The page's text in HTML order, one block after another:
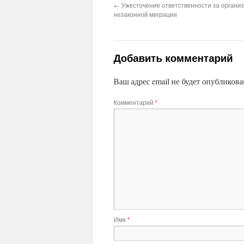
← Ужесточение ответственности за
незаконной миграции
Добавить комментарий
Ваш адрес email не будет
Комментарий *
Имя *